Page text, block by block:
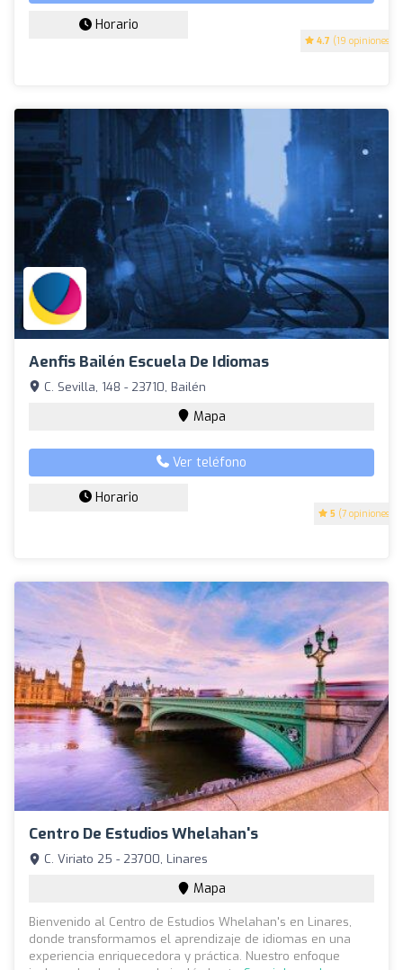
4.7 (19 opiniones)
Horario
Aenfis Bailén Escuela De Idiomas
5 (7 opiniones)
C. Sevilla, 148 - 23710, Bailén
Mapa
Ver teléfono
Horario
Centro De Estudios Whelahan's
C. Viriato 25 - 23700, Linares
Mapa
Bienvenido al Centro de Estudios Whelahan's en Linares,
donde transformamos el aprendizaje de idiomas en una
experiencia enriquecedora y práctica. Nuestro enfoque